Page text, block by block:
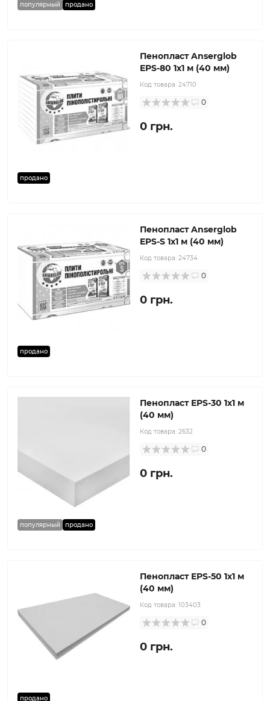
популярный продано
продано
Пенопласт Anserglob
EPS-80 1x1 м (40 мм)
Код товара: 24710
0
0 грн.
продано
Пенопласт Anserglob
EPS-S 1x1 м (40 мм)
Код товара: 24734
0
0 грн.
популярный продано
Пенопласт EPS-30 1x1 м
(40 мм)
Код товара: 2632
0
0 грн.
продано
Пенопласт EPS-50 1х1 м
(40 мм)
Код товара: 103403
0
0 грн.